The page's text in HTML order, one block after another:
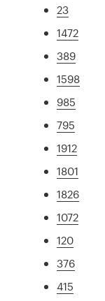
23
1472
389
1598
985
795
1912
1801
1826
1072
120
376
415